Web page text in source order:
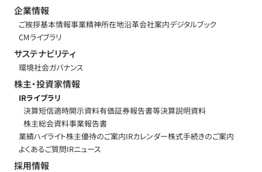
企業情報
ご挨拶基本情報事業精神所在地沿革会社案内デジタルブック
CMライブラリ
サステナビリティ
環境社会ガバナンス
株主・投資家情報
IRライブラリ
決算短信適時開示資料有価証券報告書等決算説明資料
株主総会資料事業報告書
業績ハイライト株主優待のご案内IRカレンダー株式手続きのご案内
よくあるご質問IRニュース
採用情報